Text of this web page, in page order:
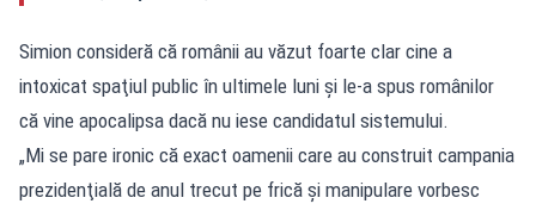
Simion consideră că românii au văzut foarte clar cine a
intoxicat spaţiul public în ultimele luni și le-a spus românilor
că vine apocalipsa dacă nu iese candidatul sistemului.
„Mi se pare ironic că exact oamenii care au construit campania
prezidenţială de anul trecut pe frică şi manipulare vorbesc